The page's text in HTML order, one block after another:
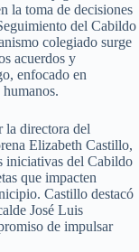
la toma de decisiones
del Cabildo
colegiado surge
acuerdos y
enfocado en
la directora del
Elizabeth Castillo,
iniciativas del Cabildo
que impacten
Castillo destacó
José Luis
de impulsar